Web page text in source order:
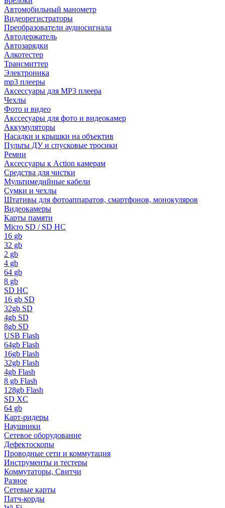
Автомобильный манометр
Видеорегистраторы
Преобразователи аудиосигнала
Автодержатель
Автозарядки
Алкотестер
Трансмиттер
Электроника
mp3 плееры
Аксессуары для MP3 плеера
Чехлы
Фото и видео
Акссесуары для фото и видеокамер
Аккумуляторы
Насадки и крышки на объектив
Пульты ДУ и спусковые тросики
Ремни
Аксессуары к Action камерам
Средства для чистки
Мультимедийные кабели
Сумки и чехлы
Штативы для фотоаппаратов, смартфонов, монокуляров
Видеокамеры
Карты памяти
Micro SD / SD HC
16 gb
32 gb
2 gb
4 gb
64 gb
8 gb
SD HC
16 gb SD
32gb SD
4gb SD
8gb SD
USB Flash
64gb Flash
16gb Flash
32gb Flash
4gb Flash
8 gb Flash
128gb Flash
SD XC
64 gb
Карт-ридеры
Наушники
Сетевое оборудование
Дефектоскопы
Проводные сети и коммутация
Инструменты и тестеры
Коммутаторы, Свитчи
Разное
Сетевые карты
Патч-корды